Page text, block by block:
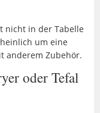
nicht in der Tabelle
um eine
anderem Zubehör.
oder Tefal